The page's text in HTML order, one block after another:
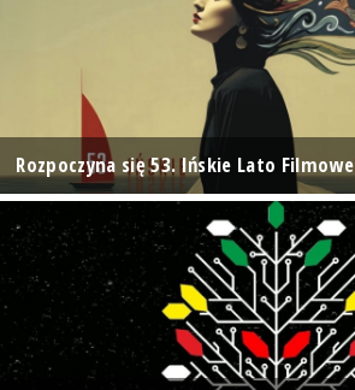
Rozpoczyna się 53. Ińskie Lato Filmowe